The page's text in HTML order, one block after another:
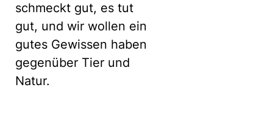
schmeckt gut, es tut
gut, und wir wollen ein
gutes Gewissen haben
gegenüber Tier und
Natur.